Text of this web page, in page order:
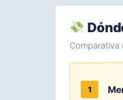
Comparativa
1